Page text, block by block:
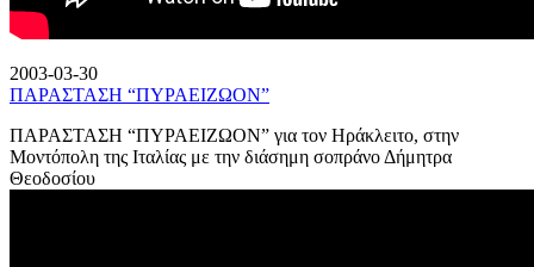
2003-03-30
ΠΑΡΑΣΤΑΣΗ “ΠΥΡΑΕΙΖΩΟΝ”
ΠΑΡΑΣΤΑΣΗ “ΠΥΡΑΕΙΖΩΟΝ” για τον Ηράκλειτο, στην
Μοντόπολη της Ιταλίας με την διάσημη σοπράνο Δήμητρα
Θεοδοσίου